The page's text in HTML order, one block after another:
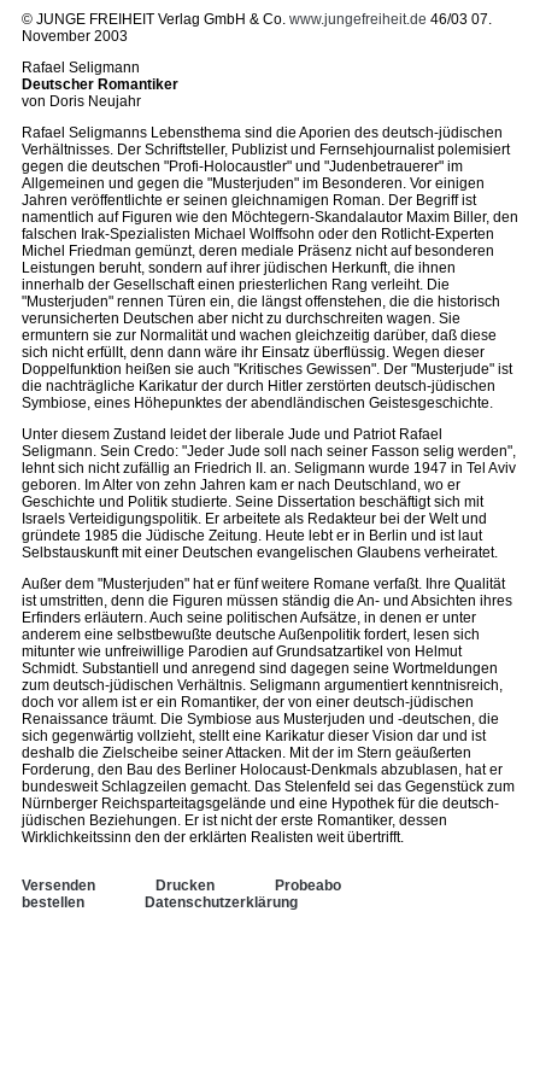
© JUNGE FREIHEIT Verlag GmbH & Co. www.jungefreiheit.de 46/03 07.
November 2003
Rafael Seligmann
Deutscher Romantiker
von Doris Neujahr
Rafael Seligmanns Lebensthema sind die Aporien des deutsch-jüdischen
Verhältnisses. Der Schriftsteller, Publizist und Fernsehjournalist polemisiert
gegen die deutschen "Profi-Holocaustler" und "Judenbetrauerer" im
Allgemeinen und gegen die "Musterjuden" im Besonderen. Vor einigen
Jahren veröffentlichte er seinen gleichnamigen Roman. Der Begriff ist
namentlich auf Figuren wie den Möchtegern-Skandalautor Maxim Biller, den
falschen Irak-Spezialisten Michael Wolffsohn oder den Rotlicht-Experten
Michel Friedman gemünzt, deren mediale Präsenz nicht auf besonderen
Leistungen beruht, sondern auf ihrer jüdischen Herkunft, die ihnen
innerhalb der Gesellschaft einen priesterlichen Rang verleiht. Die
"Musterjuden" rennen Türen ein, die längst offenstehen, die die historisch
verunsicherten Deutschen aber nicht zu durchschreiten wagen. Sie
ermuntern sie zur Normalität und wachen gleichzeitig darüber, daß diese
sich nicht erfüllt, denn dann wäre ihr Einsatz überflüssig. Wegen dieser
Doppelfunktion heißen sie auch "Kritisches Gewissen". Der "Musterjude" ist
die nachträgliche Karikatur der durch Hitler zerstörten deutsch-jüdischen
Symbiose, eines Höhepunktes der abendländischen Geistesgeschichte.
Unter diesem Zustand leidet der liberale Jude und Patriot Rafael
Seligmann. Sein Credo: "Jeder Jude soll nach seiner Fasson selig werden",
lehnt sich nicht zufällig an Friedrich II. an. Seligmann wurde 1947 in Tel Aviv
geboren. Im Alter von zehn Jahren kam er nach Deutschland, wo er
Geschichte und Politik studierte. Seine Dissertation beschäftigt sich mit
Israels Verteidigungspolitik. Er arbeitete als Redakteur bei der Welt und
gründete 1985 die Jüdische Zeitung. Heute lebt er in Berlin und ist laut
Selbstauskunft mit einer Deutschen evangelischen Glaubens verheiratet.
Außer dem "Musterjuden" hat er fünf weitere Romane verfaßt. Ihre Qualität
ist umstritten, denn die Figuren müssen ständig die An- und Absichten ihres
Erfinders erläutern. Auch seine politischen Aufsätze, in denen er unter
anderem eine selbstbewußte deutsche Außenpolitik fordert, lesen sich
mitunter wie unfreiwillige Parodien auf Grundsatzartikel von Helmut
Schmidt. Substantiell und anregend sind dagegen seine Wortmeldungen
zum deutsch-jüdischen Verhältnis. Seligmann argumentiert kenntnisreich,
doch vor allem ist er ein Romantiker, der von einer deutsch-jüdischen
Renaissance träumt. Die Symbiose aus Musterjuden und -deutschen, die
sich gegenwärtig vollzieht, stellt eine Karikatur dieser Vision dar und ist
deshalb die Zielscheibe seiner Attacken. Mit der im Stern geäußerten
Forderung, den Bau des Berliner Holocaust-Denkmals abzublasen, hat er
bundesweit Schlagzeilen gemacht. Das Stelenfeld sei das Gegenstück zum
Nürnberger Reichsparteitagsgelände und eine Hypothek für die deutsch-
jüdischen Beziehungen. Er ist nicht der erste Romantiker, dessen
Wirklichkeitssinn den der erklärten Realisten weit übertrifft.
Versenden Drucken
Probeabo
bestellen
Datenschutzerklärung